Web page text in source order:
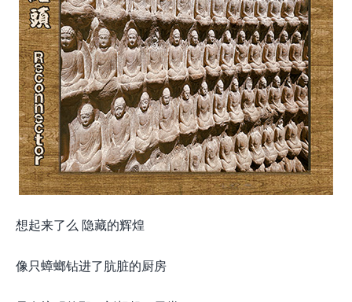
想起来了么 隐藏的辉煌
像只蟑螂钻进了肮脏的厨房